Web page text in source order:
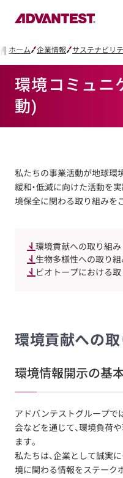
ホーム 企業情報 サステナビリ
環境コミュニ
動)
私たちの事業活動が地球環
緩和・低減に向けた活動を
境保全に関わる取り組みを
環境貢献への取り組み
生物多様性への取り組
ビオトープにおける取
環境貢献への
環境情報開示の基
アドバンテストグループで
会などを通じて、環境負荷
ます。
私たちは、企業として誠実
境に関わる情報をステーク